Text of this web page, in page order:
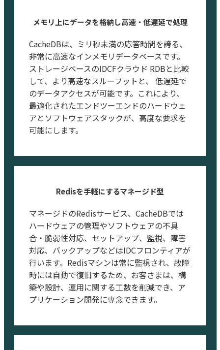
メモリ上にデータを格納し高速・低遅延で処理
CacheDBは、ミリ秒未満の応答時間を誇る、
非常に高速なインメモリデータベースです。
ストレージベースのIDCFクラウド RDBと比較
して、より高速なスループットと、 低遅延で
のデータアクセスが可能です。これにより、
最適化されたエンドツーエンドのハードウェ
アとソフトウェアスタックが、高度な要求を
可能にします。
Redisを手軽にするマネージド型
マネージドのRedisサービス、CacheDBでは
ハードウェアの管理やソフトウェアの不具
合・脆弱性対応、セットアップ、監視、障害
対応、バックアップなどはIDCフロンティアが
行います。Redisマシンは常に監視され、故障
時には自動で復旧するため、お客さまは、構
築や設計、運用に関する工数を削減でき、ア
プリケーション開発に専念できます。